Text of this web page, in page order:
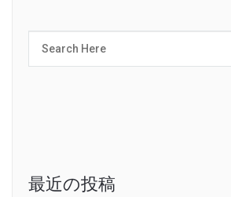
最近の投稿